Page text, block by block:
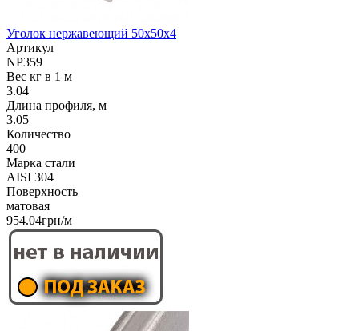
Уголок нержавеющий 50х50х4
Артикул
NP359
Вес кг в 1 м
3.04
Длина профиля, м
3.05
Количество
400
Марка стали
AISI 304
Поверхность
матовая
954.04грн/м